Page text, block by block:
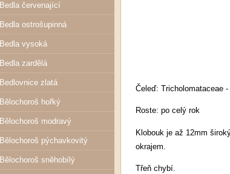
Bedla červenající
Bedla ostrošupinná
Bedla vysoká
Bedla zardělá
Bedlovnice zlatá
Bělochoroš hořký
Bělochoroš modravý
Bělochoroš pýchavkovitý
Bělochoroš sněhobílý
Čeleď: Tricholomataceae
Roste: po celý rok
Klobouk je až 12mm
okrajem.
Třeň chybí.